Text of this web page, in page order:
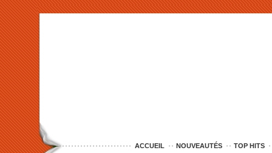
<img src="http://www.nord-entreprise.com/images/anim.jpg"
ACCUEIL NOUVEAUTÉS TOP HITS